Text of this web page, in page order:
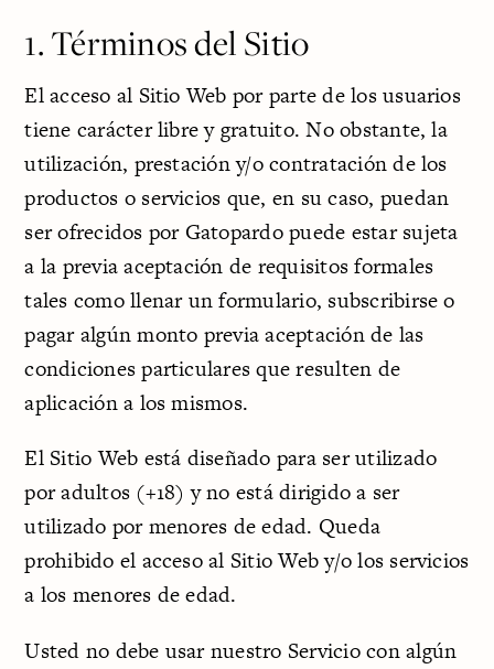
1. Términos del Sitio
El acceso al Sitio Web por parte de los usuarios
tiene carácter libre y gratuito. No obstante, la
utilización, prestación y/o contratación de los
productos o servicios que, en su caso, puedan
ser ofrecidos por Gatopardo puede estar sujeta
a la previa aceptación de requisitos formales
tales como llenar un formulario, subscribirse o
pagar algún monto previa aceptación de las
condiciones particulares que resulten de
aplicación a los mismos.
El Sitio Web está diseñado para ser utilizado
por adultos (+18) y no está dirigido a ser
utilizado por menores de edad. Queda
prohibido el acceso al Sitio Web y/o los servicios
a los menores de edad.
Usted no debe usar nuestro Servicio con algún